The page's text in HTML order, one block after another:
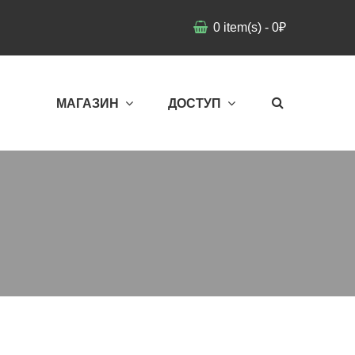
0 item(s) - 0₽
МАГАЗИН ДОСТУП